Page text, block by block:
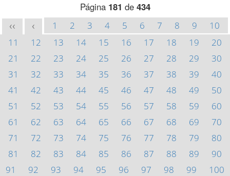
Página 181 de 434
<< < 1 2 3 4 5 6 7 8 9
10
11
12 13 14 15 16 17 18 19
20
21
22 23 24 25 26 27 28 29
30
31
32 33 34 35 36 37 38 39
40
41
42 43 44 45 46 47 48 49
50
51
52 53 54 55 56 57 58 59
60
61
62 63 64 65 66 67 68 69
70
71
72 73 74 75 76 77 78 79
80
81
82 83 84 85 86 87 88 89
90
91
92 93 94 95 96 97 98 99
100